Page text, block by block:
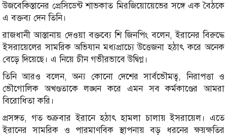
উজবেকিস্তানের প্রেসিডেন্ট শাভকাত মিরজিয়োয়েভের সঙ্গে এক বৈঠকে
এ বক্তব্য দেন তিনি।
রাজধানী আস্তানায় দেওয়া বক্তব্যে শি জিনপিং বলেন, ইরানের বিরুদ্ধে
ইসরায়েলের সামরিক অভিযান মধ্যপ্রাচ্যে উত্তেজনা হঠাৎ করে অনেক
বেড়ে দিয়েছে। এ নিয়ে চীন গভীরভাবে উদ্বিগ্ন।
তিনি আরও বলেন, অন্য কোনো দেশের সার্বভৌমত্ব, নিরাপত্তা ও
ভৌগোলিক অখণ্ডতাকে লঙ্ঘন করে এমন সব কর্মকাণ্ডের আমরা
বিরোধিতা করি।
প্রসঙ্গত, গত শুক্রবার ইরানে হঠাৎ হামলা চালায় ইসরায়েল। এতে
ইরানের সামরিক ও পারমাণবিক স্থাপনায় বড় ধরনের ক্ষয়ক্ষতির